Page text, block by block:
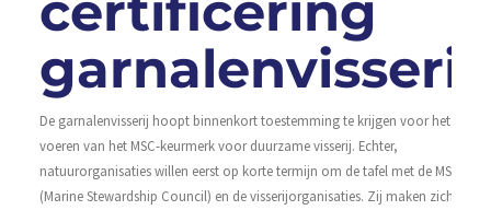
garnalenvisserij
De garnalenvisserij hoopt binnenkort toestemming te krijgen voor het
voeren van het MSC-keurmerk voor duurzame visserij. Echter,
natuurorganisaties willen eerst op korte termijn om de tafel met de MSC
(Marine Stewardship Council) en de visserijorganisaties. Zij maken zich